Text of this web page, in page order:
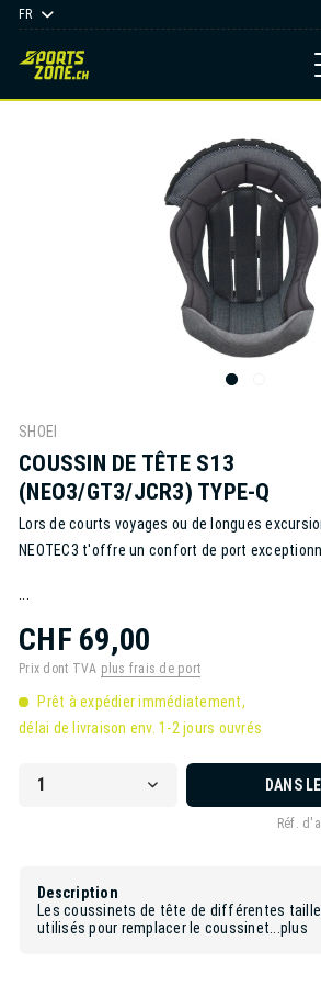
FR
SHOEI
COUSSIN DE TÊTE S13
(NEO3/GT3/JCR3) TYPE-Q
Lors de courts voyages ou de longues
NEOTEC3 t'offre un confort de port
CHF 69,00
Prix dont TVA plus frais de port
Prêt à expédier immédiatement,
délai de livraison env. 1-2 jours ouvrés
DANS
Réf.
Description
Les coussinets de tête de différentes
utilisés pour remplacer le coussinet... plus